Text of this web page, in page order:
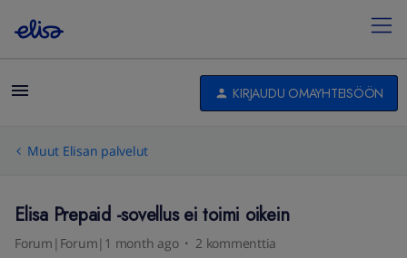
KIRJAUDU OMAYHTEISÖÖN
Muut Elisan palvelut
Elisa Prepaid -sovellus ei toimi oikein
Forum|Forum|1 month ago 2 kommenttia